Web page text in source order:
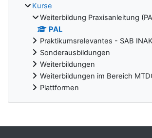
Kurse
Weiterbildung Praxisanleitung
PAL
Praktikumsrelevantes - SAB INAK
Sonderausbildungen
Weiterbildungen
Weiterbildungen im Bereich
Plattformen
Ergänzungsblöcke